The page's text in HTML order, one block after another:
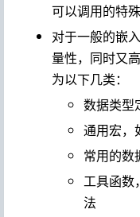
可以调用的特
对于一般的嵌
量性，同时又
为以下几类：
数据类型
通用宏，
常用的数
工具函数
法